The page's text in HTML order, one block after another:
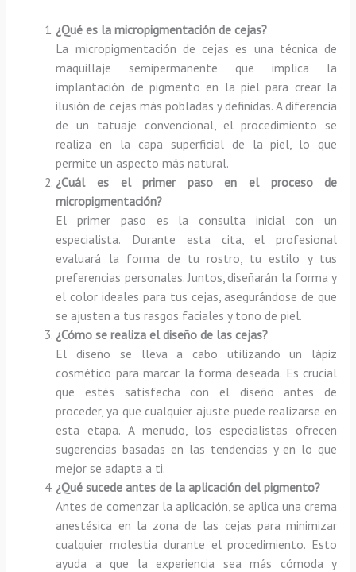
¿Qué es la micropigmentación de cejas?
La micropigmentación de cejas es una técnica de
maquillaje semipermanente que implica la
implantación de pigmento en la piel para crear la
ilusión de cejas más pobladas y definidas. A diferencia
de un tatuaje convencional, el procedimiento se
realiza en la capa superficial de la piel, lo que
permite un aspecto más natural.
¿Cuál es el primer paso en el proceso de
micropigmentación?
El primer paso es la consulta inicial con un
especialista. Durante esta cita, el profesional
evaluará la forma de tu rostro, tu estilo y tus
preferencias personales. Juntos, diseñarán la forma y
el color ideales para tus cejas, asegurándose de que
se ajusten a tus rasgos faciales y tono de piel.
¿Cómo se realiza el diseño de las cejas?
El diseño se lleva a cabo utilizando un lápiz
cosmético para marcar la forma deseada. Es crucial
que estés satisfecha con el diseño antes de
proceder, ya que cualquier ajuste puede realizarse en
esta etapa. A menudo, los especialistas ofrecen
sugerencias basadas en las tendencias y en lo que
mejor se adapta a ti.
¿Qué sucede antes de la aplicación del pigmento?
Antes de comenzar la aplicación, se aplica una crema
anestésica en la zona de las cejas para minimizar
cualquier molestia durante el procedimiento. Esto
ayuda a que la experiencia sea más cómoda y